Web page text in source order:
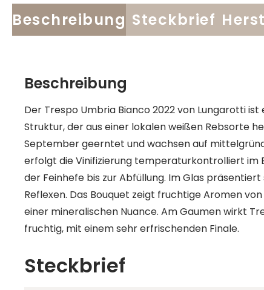
Beschreibung Steckbrief
Beschreibung
Der Trespo Umbria Bianco 2022 von Lungarotti
Struktur, der aus einer lokalen weißen Rebsorte
September geerntet und wachsen auf
erfolgt die Vinifizierung temperaturkontrolliert im
der Feinhefe bis zur Abfüllung. Im Glas
Reflexen. Das Bouquet zeigt fruchtige Aromen
einer mineralischen Nuance. Am Gaumen wirkt
fruchtig, mit einem sehr erfrischenden Finale.
Steckbrief